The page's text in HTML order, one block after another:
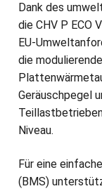
Dank des
die CHV P ECO
EU-
die
Geräuschpegel
Niveau.
Für eine
(BMS)